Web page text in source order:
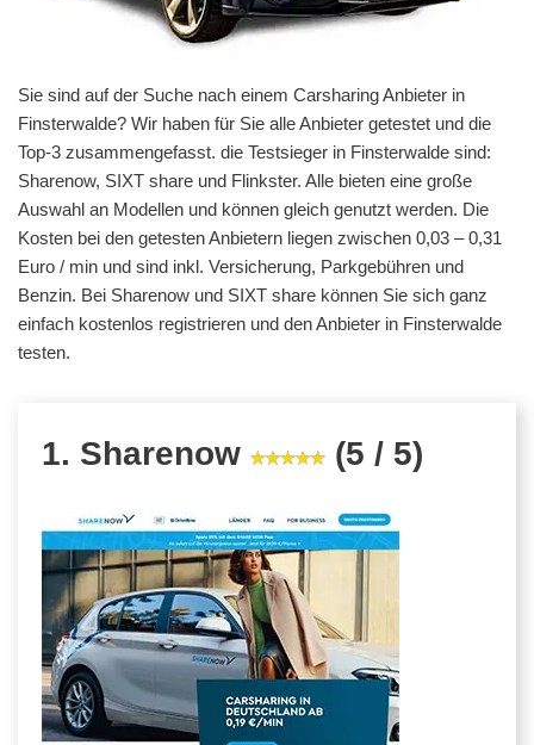
Sie sind auf der Suche nach einem Carsharing Anbieter in
Finsterwalde? Wir haben für Sie alle Anbieter getestet und die
Top-3 zusammengefasst. die Testsieger in Finsterwalde sind:
Sharenow, SIXT share und Flinkster. Alle bieten eine große
Auswahl an Modellen und können gleich genutzt werden. Die
Kosten bei den getesten Anbietern liegen zwischen 0,03 – 0,31
Euro / min und sind inkl. Versicherung, Parkgebühren und
Benzin. Bei Sharenow und SIXT share können Sie sich ganz
einfach kostenlos registrieren und den Anbieter in Finsterwalde
testen.
1. Sharenow (5 / 5)